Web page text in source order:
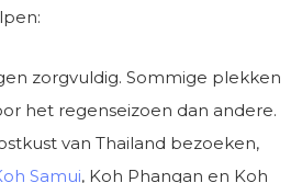
zorgvuldig. Sommige plekken
het regenseizoen dan andere.
van Thailand bezoeken,
Samui, Koh Phangan en Koh